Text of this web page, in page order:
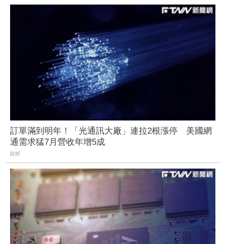
訂單滿到明年！「光通訊大廠」連拉2根漲停 美國網
通需求猛7月營收年增5成
財經